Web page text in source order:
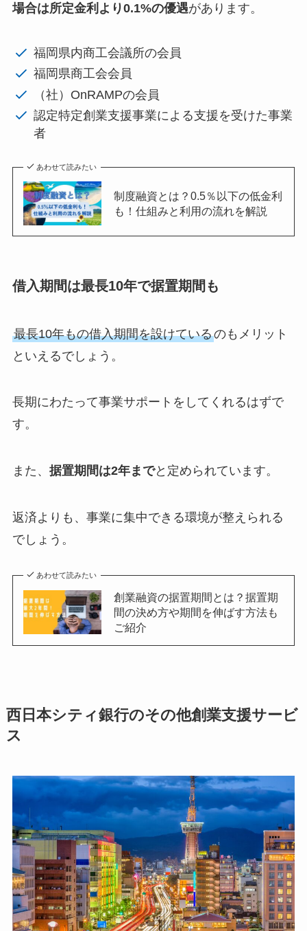
場合は所定金利より0.1%の優遇があります。
福岡県内商工会議所の会員
福岡県商工会会員
（社）OnRAMPの会員
認定特定創業支援事業による支援を受けた事業
者
あわせて読みたい
制度融資とは？0.5％以下の低金利
も！仕組みと利用の流れを解説
借入期間は最長10年で据置期間も
最長10年もの借入期間を設けているのもメリット
といえるでしょう。
長期にわたって事業サポートをしてくれるはずで
す。
また、 据置期間は2年までと定められています。
返済よりも、事業に集中できる環境が整えられる
でしょう。
あわせて読みたい
創業融資の据置期間とは？据置期
間の決め方や期間を伸ばす方法も
ご紹介
西日本シティ銀行のその他創業支援サービ
ス